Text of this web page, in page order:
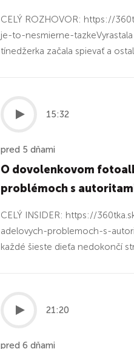
CELÝ ROZHOVOR: https://
je-to-nesmierne-
tínedžerka začala spievať a
15:32
pred 5 dňami
O dovolenkovom
problémoch s
CELÝ INSIDER: https://
adelovych-problemoch-s-
každé šieste dieťa nedokončí
21:20
pred 6 dňami